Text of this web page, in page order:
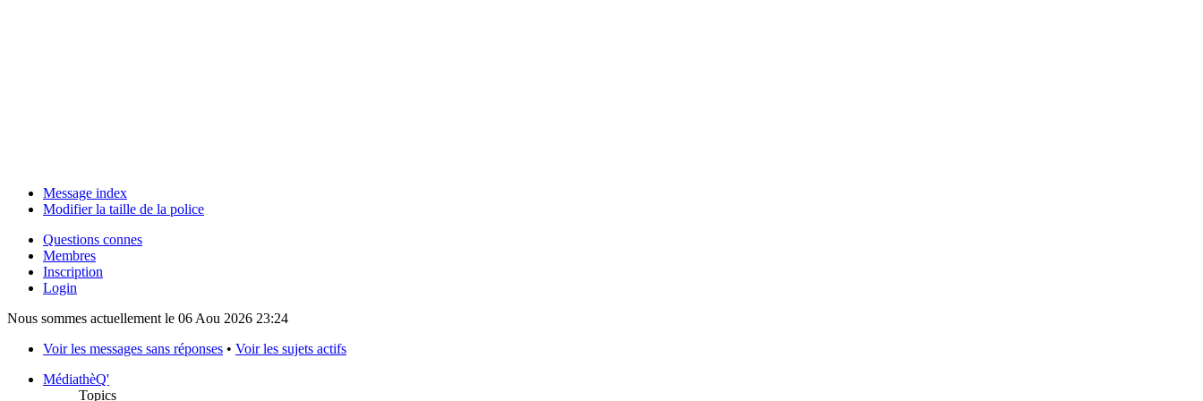
Message index
Modifier la taille de la police
Questions connes
Membres
Inscription
Login
Nous sommes actuellement le 06 Aou 2026 23:24
Voir les messages sans réponses • Voir les sujets actifs
MédiathèQ'
Topics